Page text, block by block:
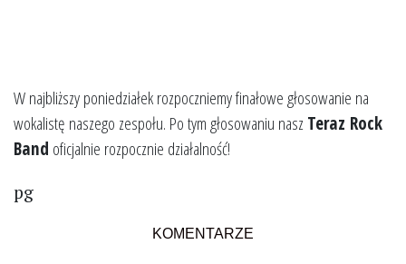
W najbliższy poniedziałek rozpoczniemy finałowe głosowanie na
wokalistę naszego zespołu. Po tym głosowaniu naszTeraz Rock
Band oficjalnie rozpocznie działalność!
pg
KOMENTARZE